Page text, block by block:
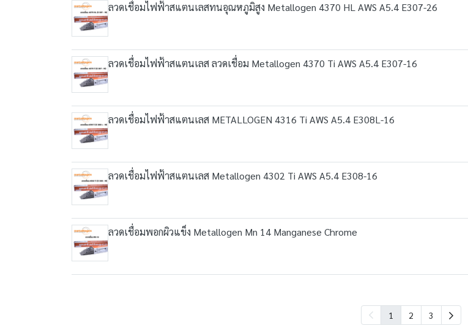
ลวดเชื่อมไฟฟ้าสแตนเลสทนอุณหภูมิสูง Metallogen 4370 HL AWS A5.4 E307-26
ลวดเชื่อมไฟฟ้าสแตนเลส ลวดเชื่อม Metallogen 4370 Ti AWS A5.4 E307-16
ลวดเชื่อมไฟฟ้าสแตนเลส METALLOGEN 4316 Ti AWS A5.4 E308L-16
ลวดเชื่อมไฟฟ้าสแตนเลส Metallogen 4302 Ti AWS A5.4 E308-16
ลวดเชื่อมพอกผิวแข็ง Metallogen Mn 14 Manganese Chrome
1 2 3